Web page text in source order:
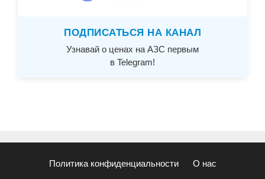
ПОДПИСАТЬСЯ НА КАНАЛ
Узнавай о ценах на АЗС первым
в Telegram!
Политика конфиденциальности О нас